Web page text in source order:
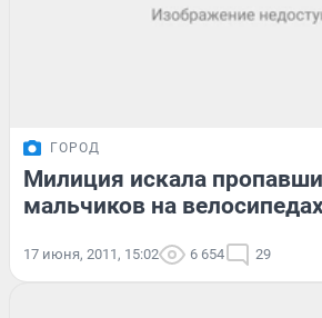
ГОРОД
Милиция искала
мальчиков на
17 июня, 2011, 15:02 6 654 29